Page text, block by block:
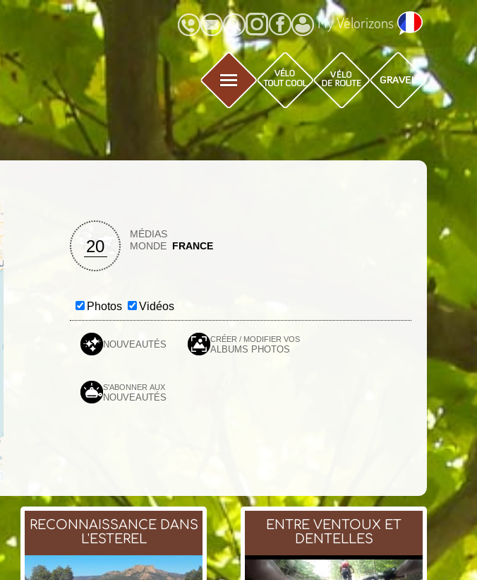
My Vélorizons
20
MÉDIAS
MONDE
FRANCE
Photos Vidéos
NOUVEAUTÉS CRÉER / MODIFIER VOS
ALBUMS PHOTOS
S'ABONNER AUX
NOUVEAUTÉS
RECONNAISSANCE DANS
L'ESTEREL
ENTRE VENTOUX ET
DENTELLES